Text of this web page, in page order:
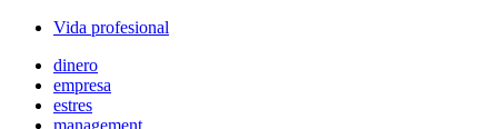
Vida profesional
dinero
empresa
estres
management